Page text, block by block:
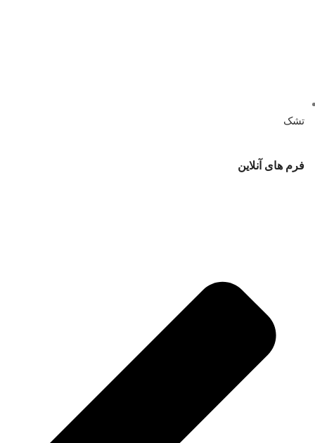
تشک
فرم های آنلاین